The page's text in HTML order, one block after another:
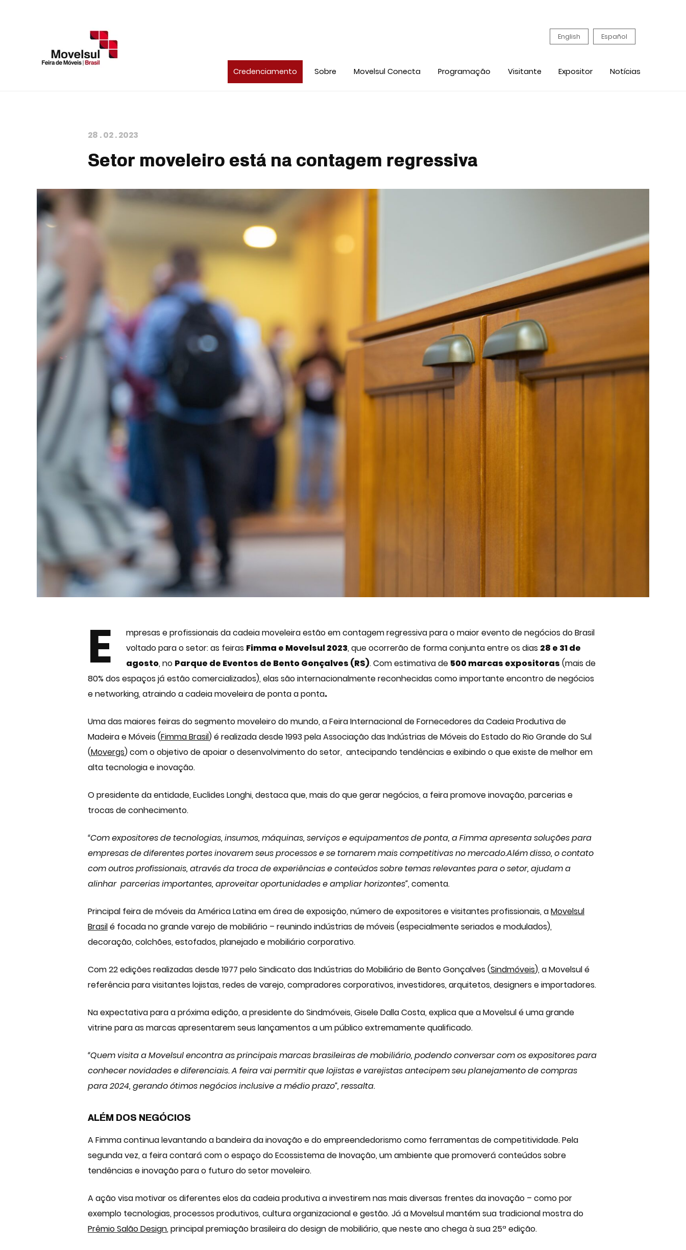
English Español
Credenciamento Sobre Movelsul Conecta Programação Visitante Expositor Notícias
28 .02.2023
Setor moveleiro está na contagem regressiva
E
mpresas e profissionais da cadeia moveleira estão em contagem regressiva para o maior evento de negócios do Brasil
voltado para o setor: as feiras Fimma e Movelsul 2023, que ocorrerão de forma conjunta entre os dias 28 e 31 de
agosto, no Parque de Eventos de Bento Gonçalves (RS). Com estimativa de 500 marcas expositoras (mais de
80% dos espaços já estão comercializados), elas são internacionalmente reconhecidas como importante encontro de negócios
e networking, atraindo a cadeia moveleira de ponta a ponta.
Uma das maiores feiras do segmento moveleiro do mundo, a Feira Internacional de Fornecedores da Cadeia Produtiva de
Madeira e Móveis (Fimma Brasil) é realizada desde 1993 pela Associação das Indústrias de Móveis do Estado do Rio Grande do Sul
(Movergs) com o objetivo de apoiar o desenvolvimento do setor, antecipando tendências e exibindo o que existe de melhor em
alta tecnologia e inovação.
O presidente da entidade, Euclides Longhi, destaca que, mais do que gerar negócios, a feira promove inovação, parcerias e
trocas de conhecimento.
“Com expositores de tecnologias, insumos, máquinas, serviços e equipamentos de ponta, a Fimma apresenta soluções para
empresas de diferentes portes inovarem seus processos e se tornarem mais competitivas no mercado.Além disso, o contato
com outros profissionais, através da troca de experiências e conteúdos sobre temas relevantes para o setor, ajudam a
alinhar parcerias importantes, aproveitar oportunidades e ampliar horizontes”, comenta.
Principal feira de móveis da América Latina em área de exposição, número de expositores e visitantes profissionais, aMovelsul
Brasilé focada no grande varejo de mobiliário – reunindo indústrias de móveis (especialmente seriados e modulados),
decoração, colchões, estofados, planejado e mobiliário corporativo.
Com 22 edições realizadas desde 1977 pelo Sindicato das Indústrias do Mobiliário de Bento Gonçalves (Sindmóveis), a Movelsul é
referência para visitantes lojistas, redes de varejo, compradores corporativos, investidores, arquitetos, designers e importadores.
Na expectativa para a próxima edição, a presidente do Sindmóveis, Gisele Dalla Costa, explica que a Movelsul é uma grande
vitrine para as marcas apresentarem seus lançamentos a um público extremamente qualificado.
“Quem visita a Movelsul encontra as principais marcas brasileiras de mobiliário, podendo conversar com os expositores para
conhecer novidades e diferenciais. A feira vai permitir que lojistas e varejistas antecipem seu planejamento de compras
para 2024, gerando ótimos negócios inclusive a médio prazo”, ressalta.
ALÉM DOS NEGÓCIOS
A Fimma continua levantando a bandeira da inovação e do empreendedorismo como ferramentas de competitividade. Pela
segunda vez, a feira contará com o espaço do Ecossistema de Inovação, um ambiente que promoverá conteúdos sobre
tendências e inovação para o futuro do setor moveleiro.
A ação visa motivar os diferentes elos da cadeia produtiva a investirem nas mais diversas frentes da inovação – como por
exemplo tecnologias, processos produtivos, cultura organizacional e gestão. Já a Movelsul mantém sua tradicional mostra do
Prêmio Salão Design, principal premiação brasileira do design de mobiliário, que neste ano chega à sua 25ª edição.